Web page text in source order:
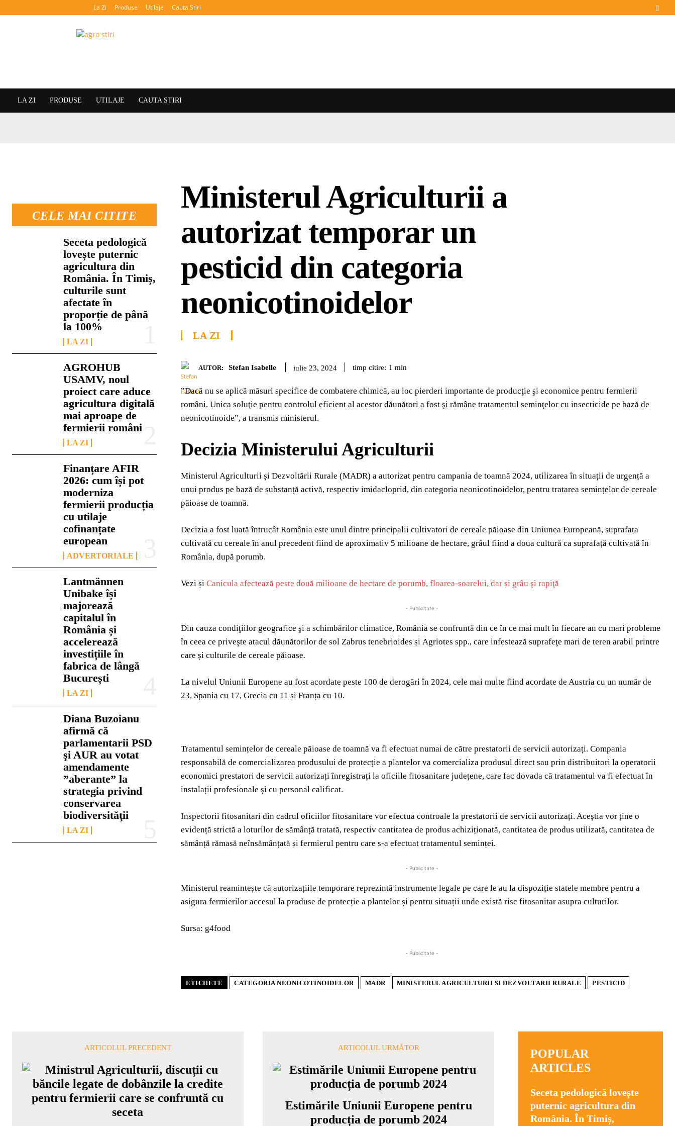
La Zi Produse Utilaje Cauta Stiri
LA ZI PRODUSE UTILAJE CAUTA STIRI
CELE MAI CITITE
Seceta pedologică
lovește puternic
agricultura din
România. În Timiș,
culturile sunt
afectate în
proporție de până
la 100%
LA ZI
AGROHUB
USAMV, noul
proiect care aduce
agricultura digitală
mai aproape de
fermierii români
LA ZI
Finanțare AFIR
2026: cum își pot
moderniza
fermierii producția
cu utilaje
cofinanțate
european
ADVERTORIALE
Lantmännen
Unibake își
majorează
capitalul în
România și
accelerează
investițiile în
fabrica de lângă
București
LA ZI
Diana Buzoianu
afirmă că
parlamentarii PSD
şi AUR au votat
amendamente
”aberante” la
strategia privind
conservarea
biodiversităţii
LA ZI
Ministerul Agriculturii a
autorizat temporar un
pesticid din categoria
neonicotinoidelor
LA ZI
AUTOR: Stefan Isabelle iulie 23, 2024 timp citire: 1 min
”Dacă nu se aplică măsuri specifice de combatere chimică, au loc pierderi importante de producţie şi economice pentru fermierii
români. Unica soluţie pentru controlul eficient al acestor dăunători a fost şi rămâne tratamentul seminţelor cu insecticide pe bază de
neonicotinoide”, a transmis ministerul.
Decizia Ministerului Agriculturii
Ministerul Agriculturii și Dezvoltării Rurale (MADR) a autorizat pentru campania de toamnă 2024, utilizarea în situații de urgență a
unui produs pe bază de substanță activă, respectiv imidacloprid, din categoria neonicotinoidelor, pentru tratarea semințelor de cereale
păioase de toamnă.
Decizia a fost luată întrucât România este unul dintre principalii cultivatori de cereale păioase din Uniunea Europeană, suprafața
cultivată cu cereale în anul precedent fiind de aproximativ 5 milioane de hectare, grâul fiind a doua cultură ca suprafață cultivată în
România, după porumb.
Vezi și Canicula afectează peste două milioane de hectare de porumb, floarea-soarelui, dar și grâu şi rapiţă
- Publicitate -
Din cauza condiţiilor geografice şi a schimbărilor climatice, România se confruntă din ce în ce mai mult în fiecare an cu mari probleme
în ceea ce priveşte atacul dăunătorilor de sol Zabrus tenebrioides și Agriotes spp., care infestează suprafeţe mari de teren arabil printre
care și culturile de cereale păioase.
La nivelul Uniunii Europene au fost acordate peste 100 de derogări în 2024, cele mai multe fiind acordate de Austria cu un număr de
23, Spania cu 17, Grecia cu 11 și Franța cu 10.
Tratamentul semințelor de cereale păioase de toamnă va fi efectuat numai de către prestatorii de servicii autorizați. Compania
responsabilă de comercializarea produsului de protecție a plantelor va comercializa produsul direct sau prin distribuitori la operatorii
economici prestatori de servicii autorizați înregistrați la oficiile fitosanitare județene, care fac dovada că tratamentul va fi efectuat în
instalații profesionale și cu personal calificat.
Inspectorii fitosanitari din cadrul oficiilor fitosanitare vor efectua controale la prestatorii de servicii autorizați. Aceștia vor ține o
evidență strictă a loturilor de sămânță tratată, respectiv cantitatea de produs achiziționată, cantitatea de produs utilizată, cantitatea de
sămânță rămasă neînsămânțată și fermierul pentru care s-a efectuat tratamentul seminței.
- Publicitate -
Ministerul reamintește că autorizațiile temporare reprezintă instrumente legale pe care le au la dispoziție statele membre pentru a
asigura fermierilor accesul la produse de protecție a plantelor și pentru situații unde există risc fitosanitar asupra culturilor.
Sursa: g4food
- Publicitate -
ETICHETE CATEGORIA NEONICOTINOIDELOR MADR MINISTERUL AGRICULTURII SI DEZVOLTARII RURALE PESTICID
ARTICOLUL PRECEDENT ARTICOLUL URMĂTOR
Estimările Uniunii Europene pentru
producția de porumb 2024
POPULAR
ARTICLES
Seceta pedologică lovește
puternic agricultura din
România. În Timiș,